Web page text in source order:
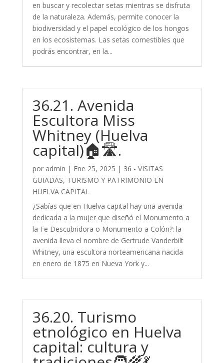
en buscar y recolectar setas mientras se disfruta
de la naturaleza. Además, permite conocer la
biodiversidad y el papel ecológico de los hongos
en los ecosistemas. Las setas comestibles que
podrás encontrar, en la...
36.21. Avenida
Escultora Miss
Whitney (Huelva
capital)🏠🛣️.
por admin | Ene 25, 2025 | 36 - VISITAS
GUIADAS, TURISMO Y PATRIMONIO EN
HUELVA CAPITAL
¿Sabías que en Huelva capital hay una avenida
dedicada a la mujer que diseñó el Monumento a
la Fe Descubridora o Monumento a Colón?: la
avenida lleva el nombre de Gertrude Vanderbilt
Whitney, una escultora norteamericana nacida
en enero de 1875 en Nueva York y...
36.20. Turismo
etnológico en Huelva
capital: cultura y